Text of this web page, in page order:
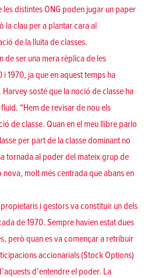
distintes ONG poden jugar un paper
la clau per a plantar cara al
de la lluita de classes.
de ser una mera rèplica de les
1970, ja que en aquest temps ha
sosté que la noció de classe ha
“Hem de revisar de nou els
de classe. Quan en el meu llibre parlo
per part de la classe dominant no
tornada al poder del mateix grup de
molt més centrada que abans en
i gestors va constituir un dels
de 1970. Sempre havien estat dues
però quan es va començar a retribuir
accionarials (Stock Options)
d’entendre el poder. La